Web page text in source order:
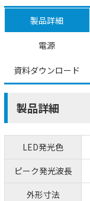
製品詳細
電源
資料ダウンロード
製品詳細
LED発光色
ピーク発光波長
外形寸法